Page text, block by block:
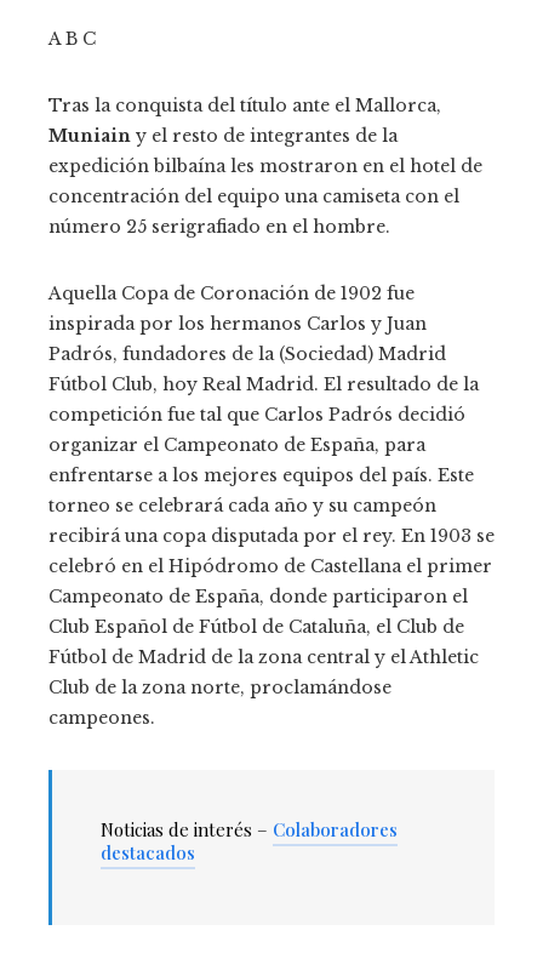
A B C
Tras la conquista del título ante el Mallorca,
Muniain y el resto de integrantes de la
expedición bilbaína les mostraron en el hotel de
concentración del equipo una camiseta con el
número 25 serigrafiado en el hombre.
Aquella Copa de Coronación de 1902 fue
inspirada por los hermanos Carlos y Juan
Padrós, fundadores de la (Sociedad) Madrid
Fútbol Club, hoy Real Madrid. El resultado de la
competición fue tal que Carlos Padrós decidió
organizar el Campeonato de España, para
enfrentarse a los mejores equipos del país. Este
torneo se celebrará cada año y su campeón
recibirá una copa disputada por el rey. En 1903 se
celebró en el Hipódromo de Castellana el primer
Campeonato de España, donde participaron el
Club Español de Fútbol de Cataluña, el Club de
Fútbol de Madrid de la zona central y el Athletic
Club de la zona norte, proclamándose
campeones.
Noticias de interés – Colaboradores
destacados